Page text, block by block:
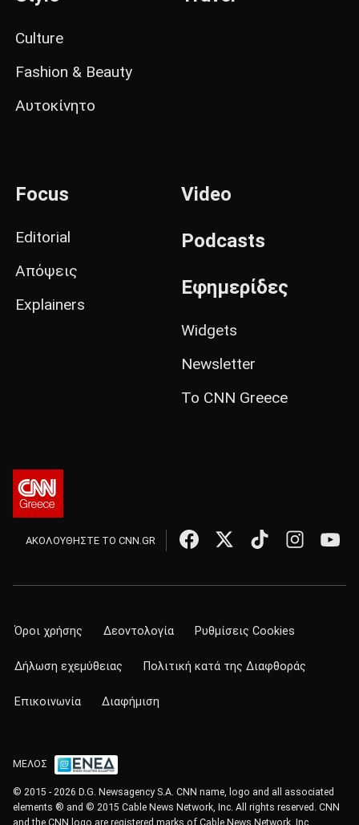
Culture
Fashion & Beauty
Αυτοκίνητο
Focus
Editorial
Απόψεις
Explainers
Video
Podcasts
Εφημερίδες
Widgets
Newsletter
Το CNN Greece
ΑΚΟΛΟΥΘΗΣΤΕ ΤΟ CNN.GR
Όροι χρήσης Δεοντολογία Ρυθμίσεις Cookies
Δήλωση εχεμύθειας Πολιτική κατά της Διαφθοράς
Επικοινωνία Διαφήμιση
ΜΕΛΟΣ
© 2015 - 2026 D.G. Newsagency S.A. CNN name, logo and all associated
elements ® and © 2015 Cable News Network, Inc. All rights reserved. CNN
and the CNN logo are registered marks of Cable News Network, Inc.,